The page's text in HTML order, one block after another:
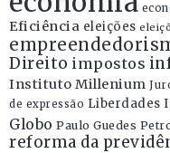
Eficiência eleições
Direito impostos
Instituto Millenium
de expressão Liberdades
Globo Paulo Guedes
reforma da